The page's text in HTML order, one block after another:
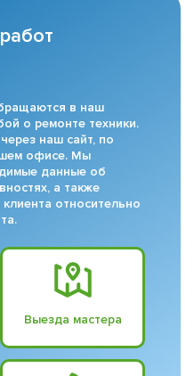
в наш
о ремонте техники.
наш сайт, по
офисе. Мы
данные об
а также
относительно
Выезда мастера